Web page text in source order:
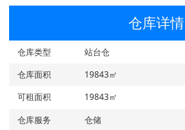
仓库详情
仓库类型
站台仓
仓库面积
19843㎡
可租面积
19843㎡
仓库服务
仓储